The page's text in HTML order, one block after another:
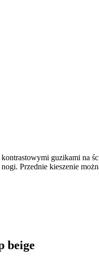
guzikami na
Przednie kieszenie
beige